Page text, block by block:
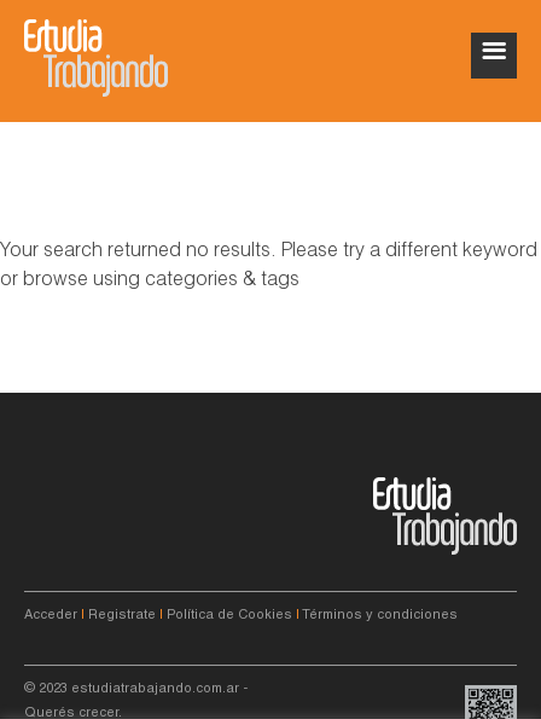
Your search returned no results. Please try a different keyword
or browse using categories & tags
Acceder Registrate Política de Cookies Términos y condiciones
© 2023 estudiatrabajando.com.ar -
Querés crecer.